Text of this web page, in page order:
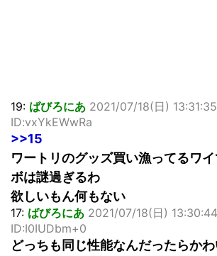
19: ばびろにあ 2021/07/18(日)
ID:vxYkEWwRa
>>15
ワートリのグッズ買い漁ってるワ
ボは謎過ぎるわ
欲しいもん何もない
17: ばびろにあ 2021/07/18(日)
ID:I0IUDbm+0
どっちも同じ性能なんだったらか